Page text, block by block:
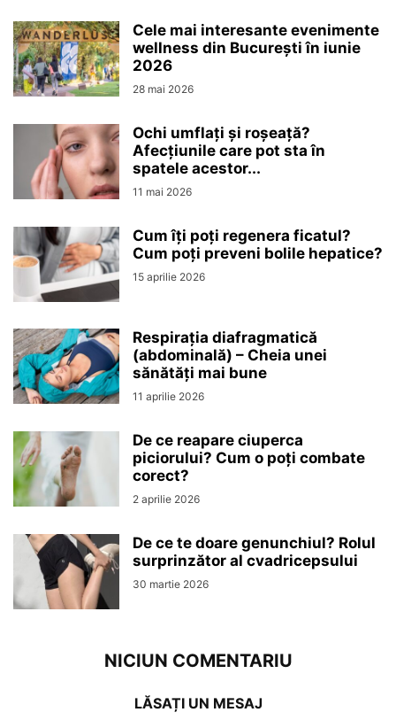
Cele mai interesante evenimente
wellness din București în iunie
2026
28 mai 2026
Ochi umflați și roșeață?
Afecțiunile care pot sta în
spatele acestor...
11 mai 2026
Cum îți poți regenera ficatul?
Cum poți preveni bolile hepatice?
15 aprilie 2026
Respirația diafragmatică
(abdominală) – Cheia unei
sănătăți mai bune
11 aprilie 2026
De ce reapare ciuperca
piciorului? Cum o poți combate
corect?
2 aprilie 2026
De ce te doare genunchiul? Rolul
surprinzător al cvadricepsului
30 martie 2026
NICIUN COMENTARIU
LĂSAȚI UN MESAJ